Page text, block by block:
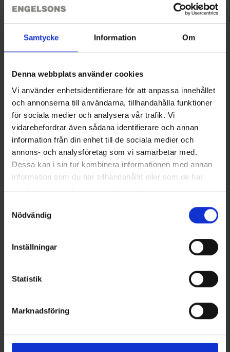
Samtycke Information Om
Denna webbplats använder cookies
Vi använder enhetsidentifierare för att anpassa innehållet
och annonserna till användarna, tillhandahålla funktioner
för sociala medier och analysera vår trafik. Vi
vidarebefordrar även sådana identifierare och annan
information från din enhet till de sociala medier och
annons- och analysföretag som vi samarbetar med.
Dessa kan i sin tur kombinera informationen med annan
information som du har tillhandahållit eller som de har
samlat in när du har använt deras tjänster.
Nödvändig
Inställningar
Statistik
Marknadsföring
Kompressionsstrümpfe 18-22 mmHg Wolle
EP-Collection
1687
Ab13 €
Bewertung: 4.2 von 5 Sternen
Polarsocken
Socks of Sweden
5046
Ab14,95 €
Bewertung: 4.7 von 5 Sternen
Jagdstrümpfe Halbhöhe
6781
Bewertung: 4.5 von 5 Sternen
Jagdsocken Halbhöhe 2er-Pack
Bewertung: 4.3 von 5 Sternen